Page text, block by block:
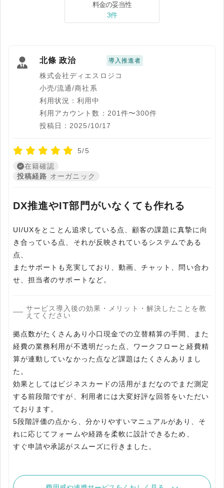
料金の妥当性
3件
北條 政治 導入推進者
株式会社ディエスロジコ
小売/流通/商社系
利用状況：利用中
利用アカウント数：201件〜300件
投稿日：2025/10/17
5/5
在籍確認
投稿経路 オーガニック
DX推進やIT部門がいなくても作れる
UI/UXをとことん追求している点、顧客の課題に真摯に向
き合っている点、それが反映されているシステムである
点、
またサポートも充実しており、動画、チャット、問い合わ
せ、担当者のサポートなど。
サービス導入後の効果・メリット・解決したことを教
えてください
拠点数がたくさんあり小口現金での立替精算の手間、また
経費の業務利用が不透明だった点、ワークフローと経費精
算が連動していなかった点など課題はたくさんありまし
た。
効果としてはビジネスカードの活用がまだなのでまだ測定
する前段階ですが、利用者には大変好評な回答をいただい
ております。
5段階評価の点から、分かりやすいマニュアルがあり、そ
れに応じてフォームや経路を柔軟に設計できるため、
すぐ申請や承認がスムーズに行きました。